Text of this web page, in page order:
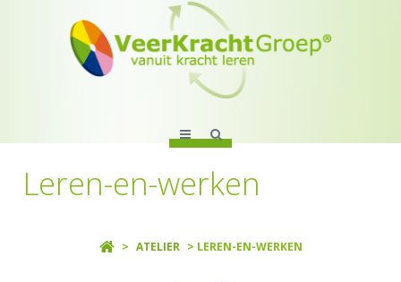
Leren-en-werken
> ATELIER > LEREN-EN-WERKEN